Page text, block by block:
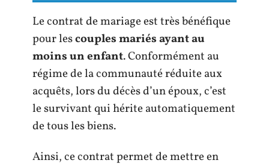
Le contrat de mariage est très bénéfique
pour lescouples mariés ayant au
moins un enfant. Conformément au
régime de la communauté réduite aux
acquêts, lors du décès d’un époux, c’est
le survivant qui hérite automatiquement
de tous les biens.
Ainsi, ce contrat permet de mettre en